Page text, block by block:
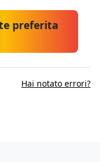
preferita
Hai notato errori?